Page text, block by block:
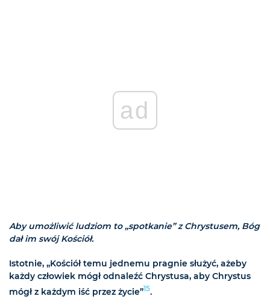
ad
Aby umożliwić ludziom to „spotkanie” z Chrystusem, Bóg
dał im swój Kościół.
Istotnie, „Kościół temu jednemu pragnie służyć, ażeby
każdy człowiek mógł odnaleźć Chrystusa, aby Chrystus
mógł z każdym iść przez życie”15.